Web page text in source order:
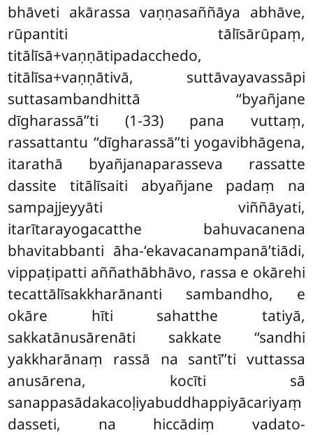
bhāveti akārassa vaṇṇasaññāya abhāve,
rūpantiti tālīsārūpaṃ,
titālīsā+vaṇṇātipadacchedo,
titālīsa+vaṇṇātivā, suttāvayavassāpi
suttasambandhittā ‘‘byañjane
dīgharassā’’ti (1-33) pana vuttaṃ,
rassattantu ‘‘dīgharassā’’ti yogavibhāgena,
itarathā byañjanaparasseva rassatte
dassite titālīsaiti abyañjane padaṃ na
sampajjeyyāti viññāyati,
itarītarayogacatthe bahuvacanena
bhavitabbanti āha-‘ekavacanampanā’tiādi,
vippaṭipatti aññathābhāvo, rassa e okārehi
tecattālīsakkharānanti sambandho, e
okāre hīti sahatthe tatiyā,
sakkatānusārenāti sakkate ‘‘sandhi
yakkharānaṃ rassā na santī’’ti vuttassa
anusārena, kocīti sā
sanappasādakacoḷiyabuddhappiyācariyaṃ
dasseti, na hiccādiṃ vadato-